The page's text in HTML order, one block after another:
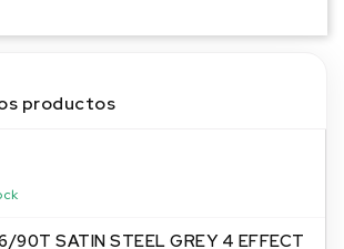
productos
90T SATIN STEEL GREY 4 EFFECT